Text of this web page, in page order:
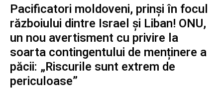
Pacificatori moldoveni, prinși în focul
războiului dintre Israel și Liban! ONU,
un nou avertisment cu privire la
soarta contingentului de menținere a
păcii: „Riscurile sunt extrem de
periculoase”